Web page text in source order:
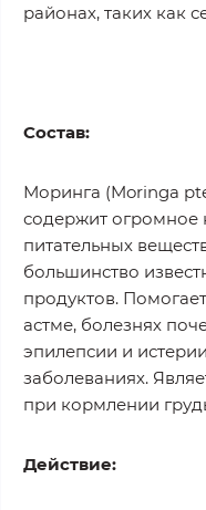
районах, таких как
Состав:
Моринга (Moringa
содержит огромное
питательных
большинство
продуктов.
астме, болезнях
эпилепсии и
заболеваниях.
при кормлении
Действие: